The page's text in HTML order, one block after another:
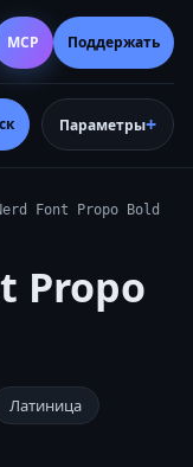
Параметры
MCP Поддержать
Font Propo Bold
Propo
Латиница